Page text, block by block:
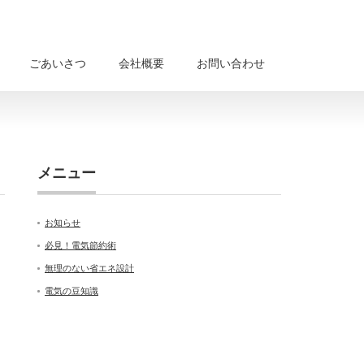
ごあいさつ 会社概要 お問い合わせ
メニュー
お知らせ
必見！電気節約術
無理のない省エネ設計
電気の豆知識